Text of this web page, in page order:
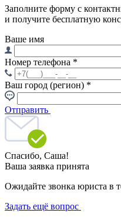
Заполните форму с
и получите бесплатную
Ваше имя
Номер телефона *
Ваш город (регион) *
Отправить
Спасибо, Саша!
Ваша заявка принята
Ожидайте звонка юриста в
Задать ещё вопрос